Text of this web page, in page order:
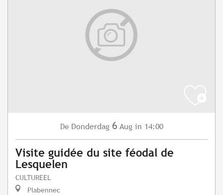
De Donderdag 6 Aug in 14:00
Visite guidée du site féodal de
Lesquelen
CULTUREEL
Plabennec